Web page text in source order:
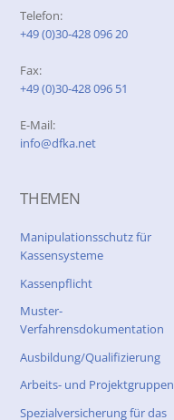
Telefon:
+49 (0)30-428 096 20
Fax:
+49 (0)30-428 096 51
E-Mail:
info@dfka.net
THEMEN
Manipulationsschutz für
Kassensysteme
Kassenpflicht
Muster-
Verfahrensdokumentation
Ausbildung/Qualifizierung
Arbeits- und Projektgruppen
Spezialversicherung für das